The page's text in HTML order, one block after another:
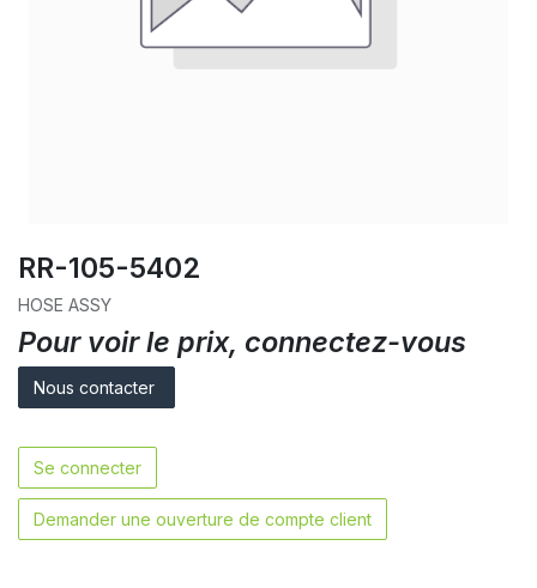
RR-105-5402
HOSE ASSY
Pour voir le prix, connectez-vous
Nous contacter
Se connecter
Demander une ouverture de compte client